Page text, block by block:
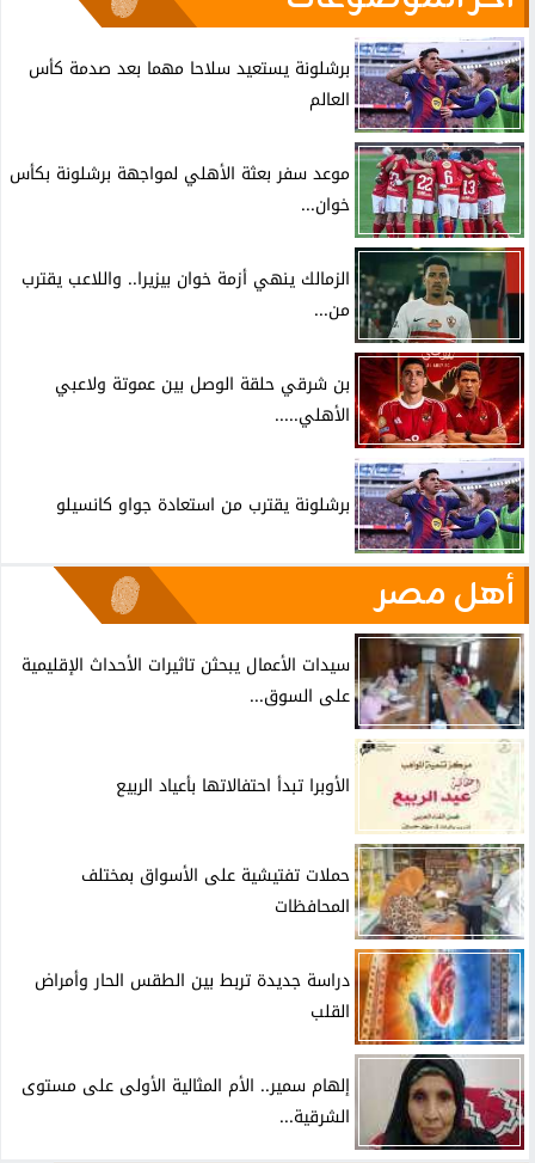
برشلونة يستعيد سلاحا مهما بعد صدمة كأس
العالم
موعد سفر بعثة الأهلي لمواجهة برشلونة بكأس
خوان...
الزمالك ينهي أزمة خوان بيزيرا.. واللاعب يقترب
من...
بن شرقي حلقة الوصل بين عموتة ولاعبي
الأهلي.....
برشلونة يقترب من استعادة جواو كانسيلو
أهل مصر
سيدات الأعمال يبحثن تاثيرات الأحداث الإقليمية
على السوق...
الأوبرا تبدأ احتفالاتها بأعياد الربيع
حملات تفتيشية على الأسواق بمختلف
المحافظات
دراسة جديدة تربط بين الطقس الحار وأمراض
القلب
إلهام سمير.. الأم المثالية الأولى على مستوى
الشرقية...